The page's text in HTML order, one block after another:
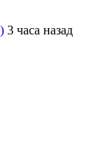
3 часа назад